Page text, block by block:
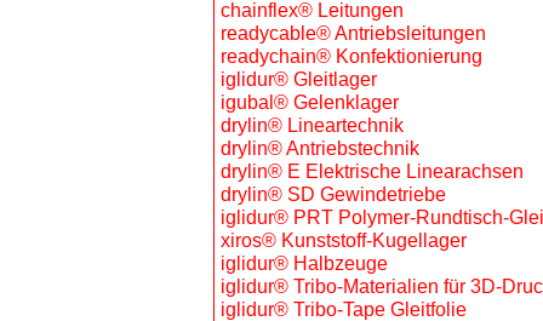
chainflex® Leitungen
readycable® Antriebsleitungen
readychain® Konfektionierung
iglidur® Gleitlager
igubal® Gelenklager
drylin® Lineartechnik
drylin® Antriebstechnik
drylin® E Elektrische Linearachsen
drylin® SD Gewindetriebe
iglidur® PRT Polymer-Rundtisch-
xiros® Kunststoff-Kugellager
iglidur® Halbzeuge
iglidur® Tribo-Materialien für 3D-
iglidur® Tribo-Tape Gleitfolie